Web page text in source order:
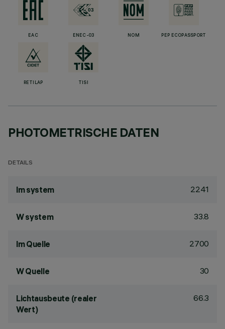
EAC ENEC-03 NOM PEP ECOPASSPORT
RETILAP TISI
PHOTOMETRISCHE DATEN
DETAILS
lm system 2241
W system 33.8
lm Quelle 2700
W Quelle 30
Lichtausbeute (realer
Wert)
66.3